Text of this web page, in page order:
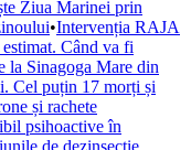
Ziua Marinei prin
•Intervenția RAJA
Când va fi
la Sinagoga Mare din
Cel puțin 17 morți și
și rachete
psihoactive în
de dezinsecție